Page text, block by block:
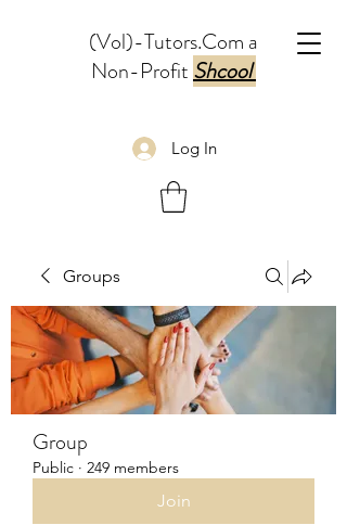
(Vol)-Tutors.Com a
Non-ProfitShcool
Log In
Groups
Group
Public · 249 members
Join